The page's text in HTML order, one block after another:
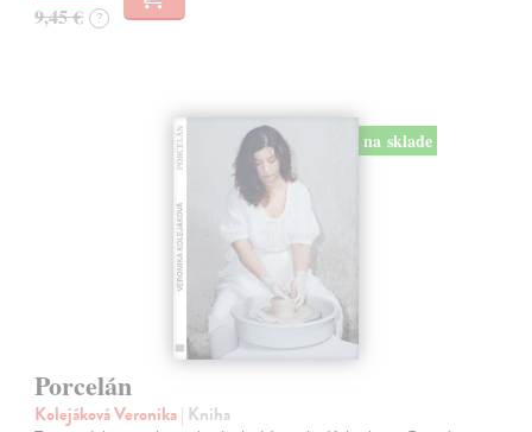
9,45 € ?
na sklade
Porcelán
Kolejáková Veronika| Kniha